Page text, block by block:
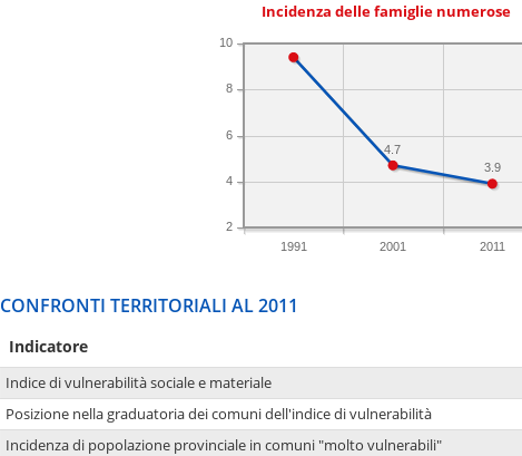
Incidenza delle famiglie numerose
1991 2001 2011
2
4
6
8
10
3.9
4.7
CONFRONTI TERRITORIALI AL 2011
Indicatore
Indice di vulnerabilità sociale e materiale
Posizione nella graduatoria dei comuni dell'indice di vulnerabilità
Incidenza di popolazione provinciale in comuni "molto vulnerabili"